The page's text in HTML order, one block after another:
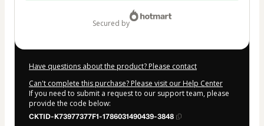
secured by
Have questions about the product? Please contact
Can't complete this purchase? Please visit our Help Center
If you need to submit a request to our support team, please
provide the code below:
CKTID-K73977377F1-1786031490439-3848